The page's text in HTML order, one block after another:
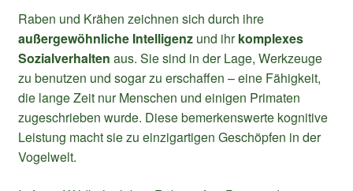
Raben und Krähen zeichnen sich durch ihre
außergewöhnliche Intelligenzund ihrkomplexes
Sozialverhalten aus. Sie sind in der Lage, Werkzeuge
zu benutzen und sogar zu erschaffen – eine Fähigkeit,
die lange Zeit nur Menschen und einigen Primaten
zugeschrieben wurde. Diese bemerkenswerte kognitive
Leistung macht sie zu einzigartigen Geschöpfen in der
Vogelwelt.